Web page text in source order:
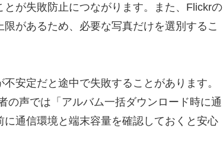
が失敗防止につながります。また、Flickrの
があるため、必要な写真だけを選別するこ
安定だと途中で失敗することがあります。
の声では「アルバム一括ダウンロード時に通
通信環境と端末容量を確認しておくと安心